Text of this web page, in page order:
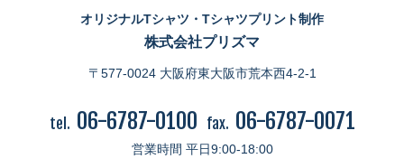
オリジナルTシャツ・Tシャツプリント制作
株式会社プリズマ
〒577-0024 大阪府東大阪市荒本西4-2-1
tel. 06-6787-0100 fax. 06-6787-0071
営業時間 平日9:00-18:00